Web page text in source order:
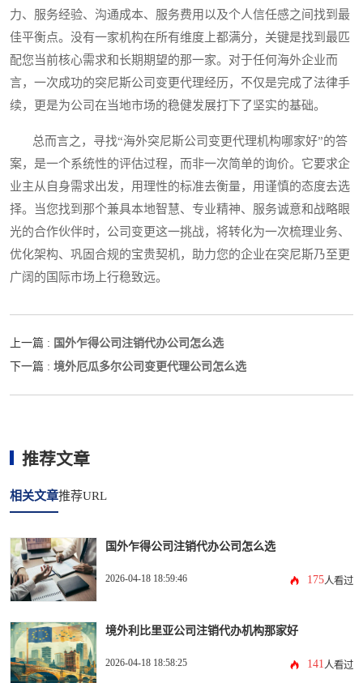
力、服务经验、沟通成本、服务费用以及个人信任感之间找到最
佳平衡点。没有一家机构在所有维度上都满分，关键是找到最匹
配您当前核心需求和长期期望的那一家。对于任何海外企业而
言，一次成功的突尼斯公司变更代理经历，不仅是完成了法律手
续，更是为公司在当地市场的稳健发展打下了坚实的基础。
总而言之，寻找“海外突尼斯公司变更代理机构哪家好”的答
案，是一个系统性的评估过程，而非一次简单的询价。它要求企
业主从自身需求出发，用理性的标准去衡量，用谨慎的态度去选
择。当您找到那个兼具本地智慧、专业精神、服务诚意和战略眼
光的合作伙伴时，公司变更这一挑战，将转化为一次梳理业务、
优化架构、巩固合规的宝贵契机，助力您的企业在突尼斯乃至更
广阔的国际市场上行稳致远。
上一篇 : 国外乍得公司注销代办公司怎么选
下一篇 : 境外厄瓜多尔公司变更代理公司怎么选
推荐文章
相关文章推荐URL
国外乍得公司注销代办公司怎么选
2026-04-18 18:59:46 175人看过
境外利比里亚公司注销代办机构那家好
2026-04-18 18:58:25 141人看过